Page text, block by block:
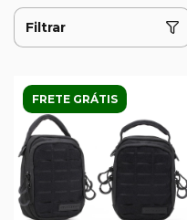
Filtrar
FRETE GRÁTIS